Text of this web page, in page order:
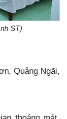
ST)
Quảng Ngãi,